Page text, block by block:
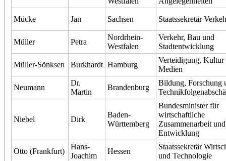
Mücke Jan Sachsen Staatssekretär
Müller Petra
Nordrhein-
Westfalen
Verkehr, Bau und
Stadtentwicklung
Müller-Sönksen Burkhardt Hamburg
Verteidigung, Kultur
Medien
Neumann
Dr.
Martin
Brandenburg
Bildung, Forschung
Niebel Dirk
Baden-
Württemberg
Bundesminister für
wirtschaftliche
Zusammenarbeit und
Entwicklung
Otto (Frankfurt)
Hans-
Joachim
Hessen
Staatssekretär
und Technologie